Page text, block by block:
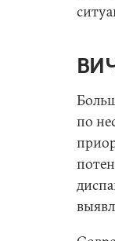
по